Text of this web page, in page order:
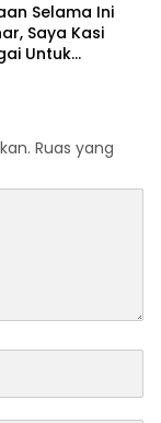
Selama Ini
Saya Kasi
Untuk
Ruas yang